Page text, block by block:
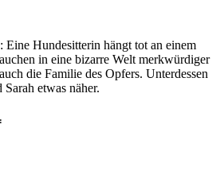
Eine Hundesitterin hängt tot an einem
in eine bizarre Welt merkwürdiger
die Familie des Opfers. Unterdessen
etwas näher.